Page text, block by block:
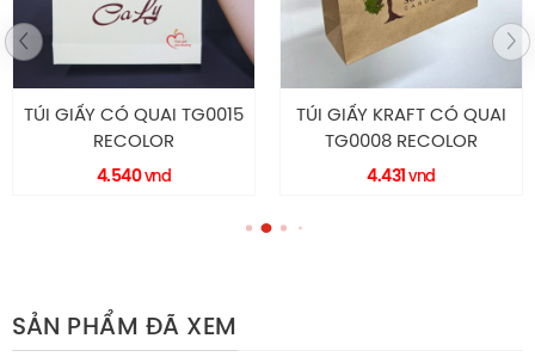
TÚI GIẤY CÓ QUAI TG0015
RECOLOR
4.540vnd
TÚI GIẤY KRAFT CÓ QUAI
TG0008 RECOLOR
4.431vnd
SẢN PHẨM ĐÃ XEM